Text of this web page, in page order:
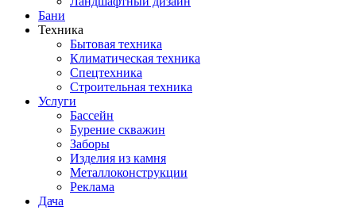
Бани
Техника
Бытовая техника
Климатическая техника
Спецтехника
Строительная техника
Услуги
Бассейн
Бурение скважин
Заборы
Изделия из камня
Металлоконструкции
Реклама
Дача